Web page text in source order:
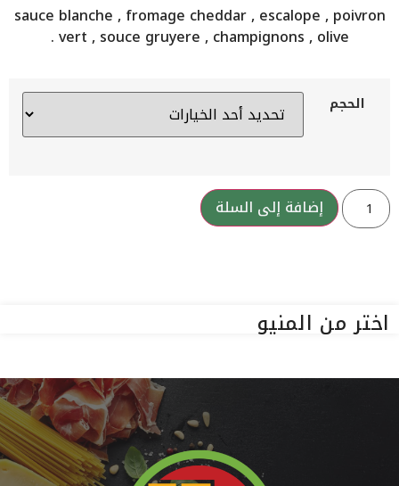
sauce blanche , fromage cheddar , escalope , poivron
vert , souce gruyere , champignons , olive .
الحجم
إضافة إلى السلة
اختر من المنيو